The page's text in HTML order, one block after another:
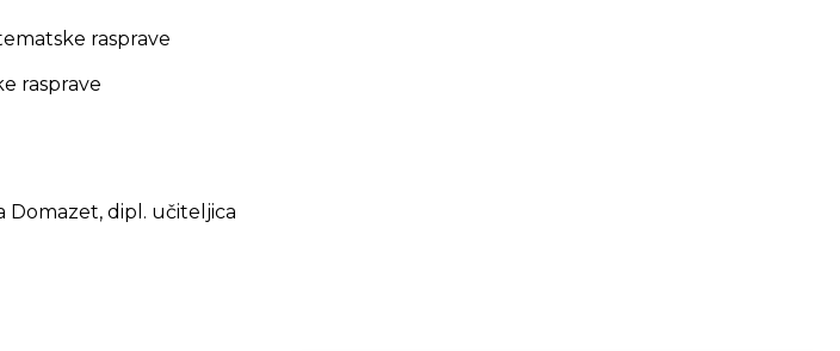
rasprave
rasprave
Domazet, dipl. učiteljica